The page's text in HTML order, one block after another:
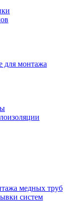
для монтажа
медных труб
систем